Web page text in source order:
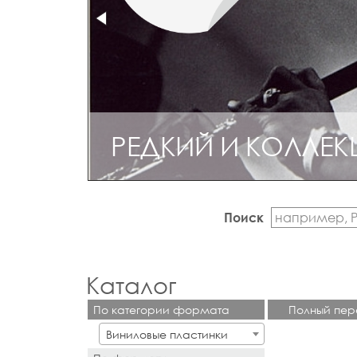
РЕДКИЙ И
КОЛЛЕКЦИОННЫЙ
Поиск
Каталог
По категории формата
Виниловые пластинки
Полный